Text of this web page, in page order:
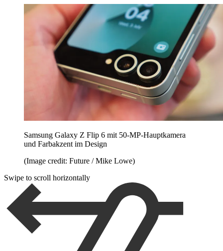
Samsung Galaxy Z Flip 6 mit 50-MP-Hauptkamera
und Farbakzent im Design
(Image credit: Future / Mike Lowe)
Swipe to scroll horizontally